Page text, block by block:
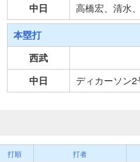
中日
高橋宏、清水
本塁打
西武
中日
ディカーソン
打順 打者